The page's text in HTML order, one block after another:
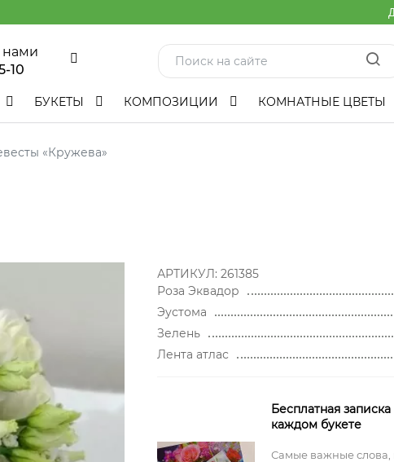
нами
10
БУКЕТЫ КОМПОЗИЦИИ КОМНАТНЫЕ ЦВЕТЫ
«Кружева»
АРТИКУЛ: 261385
Роза Эквадор
Эустома
Зелень
Лента атлас
Бесплатная записка
каждом букете
Самые важные слова,